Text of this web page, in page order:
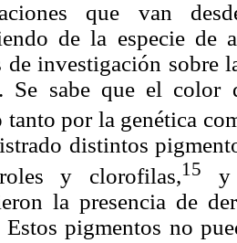
que van
de la especie de
de investigación sobre
Se sabe que el
por la genética
distintos
y clorofilas,15
y
la presencia de
Estos pigmentos no